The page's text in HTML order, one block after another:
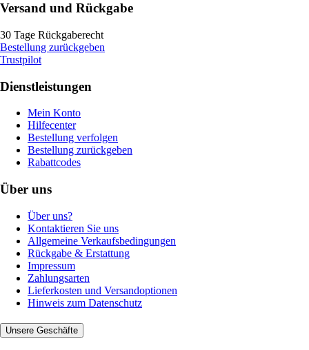
Versand und Rückgabe
30 Tage Rückgaberecht
Bestellung zurückgeben
Trustpilot
Dienstleistungen
Mein Konto
Hilfecenter
Bestellung verfolgen
Bestellung zurückgeben
Rabattcodes
Über uns
Über uns?
Kontaktieren Sie uns
Allgemeine Verkaufsbedingungen
Rückgabe & Erstattung
Impressum
Zahlungsarten
Lieferkosten und Versandoptionen
Hinweis zum Datenschutz
Unsere Geschäfte